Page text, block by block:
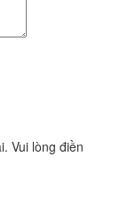
Vui lòng điền